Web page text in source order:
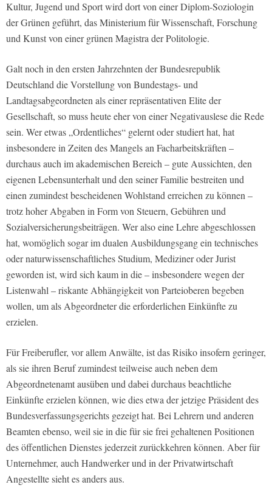
Kultur, Jugend und Sport wird dort von einer Diplom-Soziologin
der Grünen geführt, das Ministerium für Wissenschaft, Forschung
und Kunst von einer grünen Magistra der Politologie.
Galt noch in den ersten Jahrzehnten der Bundesrepublik
Deutschland die Vorstellung von Bundestags- und
Landtagsabgeordneten als einer repräsentativen Elite der
Gesellschaft, so muss heute eher von einer Negativauslese die Rede
sein. Wer etwas „Ordentliches“ gelernt oder studiert hat, hat
insbesondere in Zeiten des Mangels an Facharbeitskräften –
durchaus auch im akademischen Bereich – gute Aussichten, den
eigenen Lebensunterhalt und den seiner Familie bestreiten und
einen zumindest bescheidenen Wohlstand erreichen zu können –
trotz hoher Abgaben in Form von Steuern, Gebühren und
Sozialversicherungsbeiträgen. Wer also eine Lehre abgeschlossen
hat, womöglich sogar im dualen Ausbildungsgang ein technisches
oder naturwissenschaftliches Studium, Mediziner oder Jurist
geworden ist, wird sich kaum in die – insbesondere wegen der
Listenwahl – riskante Abhängigkeit von Parteioberen begeben
wollen, um als Abgeordneter die erforderlichen Einkünfte zu
erzielen.
Für Freiberufler, vor allem Anwälte, ist das Risiko insofern geringer,
als sie ihren Beruf zumindest teilweise auch neben dem
Abgeordnetenamt ausüben und dabei durchaus beachtliche
Einkünfte erzielen können, wie dies etwa der jetzige Präsident des
Bundesverfassungsgerichts gezeigt hat. Bei Lehrern und anderen
Beamten ebenso, weil sie in die für sie frei gehaltenen Positionen
des öffentlichen Dienstes jederzeit zurückkehren können. Aber für
Unternehmer, auch Handwerker und in der Privatwirtschaft
Angestellte sieht es anders aus.